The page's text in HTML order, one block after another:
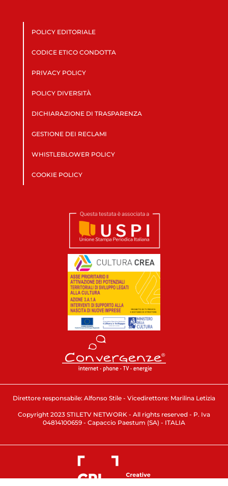
POLICY EDITORIALE
CODICE ETICO CONDOTTA
PRIVACY POLICY
POLICY DIVERSITÀ
DICHIARAZIONE DI TRASPARENZA
GESTIONE DEI RECLAMI
WHISTLEBLOWER POLICY
COOKIE POLICY
Direttore responsabile: Alfonso Stile - Vicedirettore: Marilina Letizia
Copyright 2023 STILETV NETWORK - All rights reserved - P. Iva
04814100659 - Capaccio Paestum (SA) - ITALIA